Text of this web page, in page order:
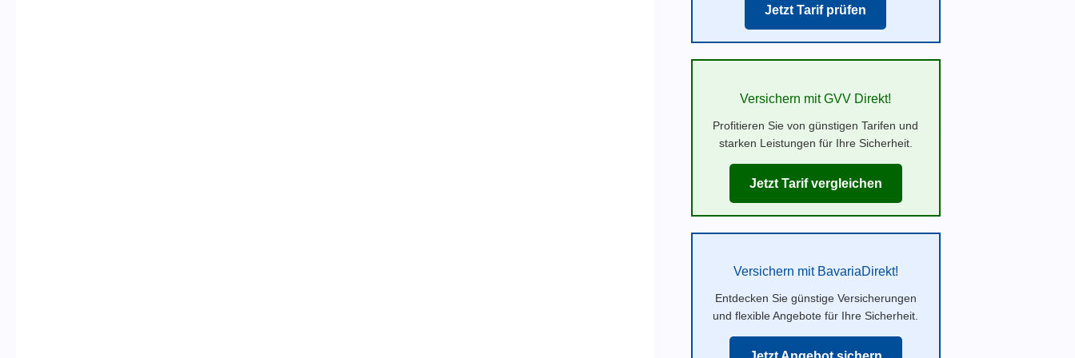
Jetzt Tarif prüfen
Versichern mit GVV Direkt!
Profitieren Sie von günstigen Tarifen und
starken Leistungen für Ihre Sicherheit.
Jetzt Tarif vergleichen
Versichern mit BavariaDirekt!
Entdecken Sie günstige Versicherungen
und flexible Angebote für Ihre Sicherheit.